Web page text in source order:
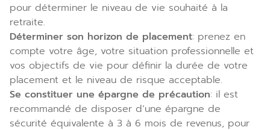
pour déterminer le niveau de vie souhaité à la
retraite.
Déterminer son horizon de placement: prenez en
compte votre âge, votre situation professionnelle et
vos objectifs de vie pour définir la durée de votre
placement et le niveau de risque acceptable.
Se constituer une épargne de précaution: il est
recommandé de disposer d’une épargne de
sécurité équivalente à 3 à 6 mois de revenus, pour